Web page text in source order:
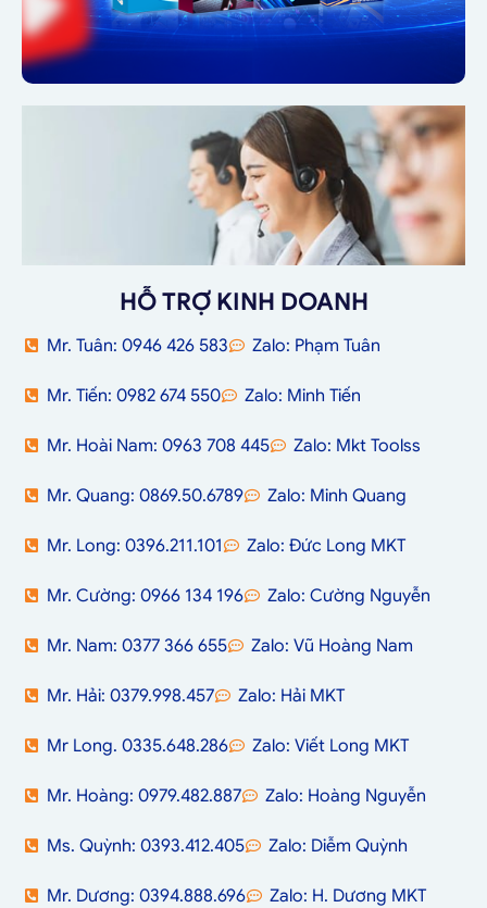
HỖ TRỢ KINH DOANH
Mr. Tuân: 0946 426 583 Zalo: Phạm Tuân
Mr. Tiến: 0982 674 550 Zalo: Minh Tiến
Mr. Hoài Nam: 0963 708 445 Zalo: Mkt Toolss
Mr. Quang: 0869.50.6789 Zalo: Minh Quang
Mr. Long: 0396.211.101 Zalo: Đức Long MKT
Mr. Cường: 0966 134 196 Zalo: Cường Nguyễn
Mr. Nam: 0377 366 655 Zalo: Vũ Hoàng Nam
Mr. Hải: 0379.998.457 Zalo: Hải MKT
Mr Long. 0335.648.286 Zalo: Viết Long MKT
Mr. Hoàng: 0979.482.887 Zalo: Hoàng Nguyễn
Ms. Quỳnh: 0393.412.405 Zalo: Diễm Quỳnh
Mr. Dương: 0394.888.696 Zalo: H. Dương MKT